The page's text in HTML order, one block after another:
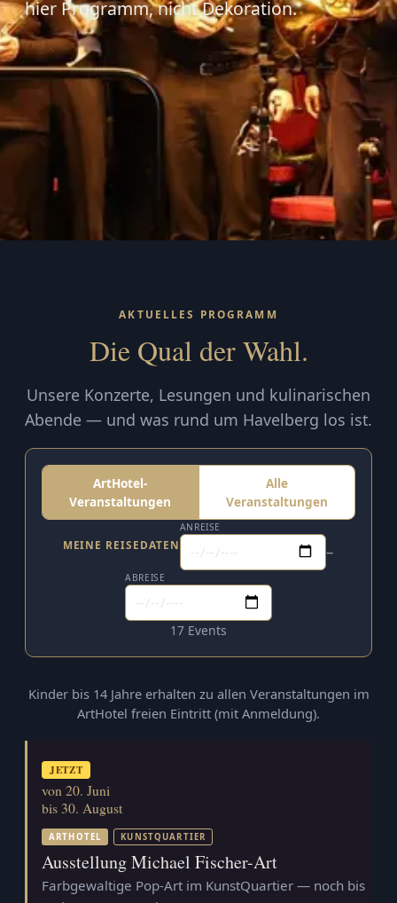
hier Programm, nicht Dekoration.
AKTUELLES PROGRAMM
Die Qual der Wahl.
Unsere Konzerte, Lesungen und kulinarischen
Abende — und was rund um Havelberg los ist.
ArtHotel-
Veranstaltungen
Alle
Veranstaltungen
MEINE REISEDATEN
ANREISE
–
ABREISE
17 Events
Kinder bis 14 Jahre erhalten zu allen Veranstaltungen im
ArtHotel freien Eintritt (mit Anmeldung).
JETZT
von 20. Juni
bis 30. August
ARTHOTEL KUNSTQUARTIER
Ausstellung Michael Fischer-Art
Farbgewaltige Pop-Art im KunstQuartier — noch bis